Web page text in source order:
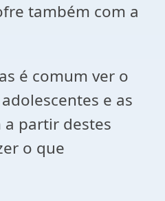
também com a
é comum ver o
e as
partir destes
o que